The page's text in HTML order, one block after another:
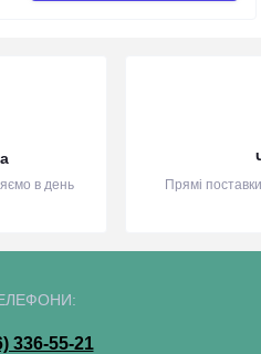
в день
Прямі
336-55-21